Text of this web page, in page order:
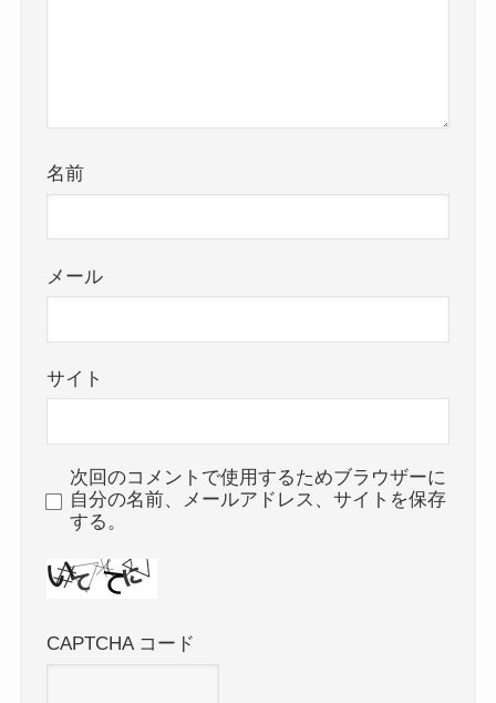
名前
メール
サイト
次回のコメントで使用するためブラウザーに
自分の名前、メールアドレス、サイトを保存
する。
CAPTCHA コード